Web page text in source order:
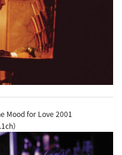
Mood for Love 2001
）